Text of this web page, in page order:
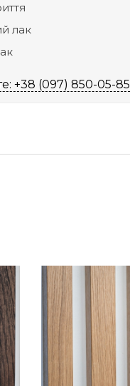
лак
+38 (097) 850-05-85